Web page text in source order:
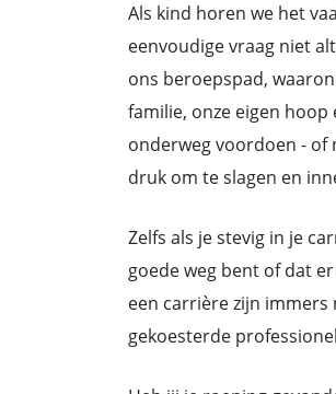
Als kind horen we het
eenvoudige vraag niet
ons beroepspad,
familie, onze eigen
onderweg voordoen - of
druk om te slagen en
Zelfs als je stevig in je
goede weg bent of dat
een carrière zijn immers
gekoesterde